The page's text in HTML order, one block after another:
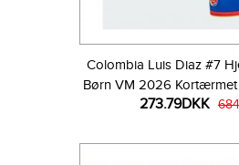
Colombia Luis Diaz #7
Børn VM 2026 Kortærmet
273.79DKK